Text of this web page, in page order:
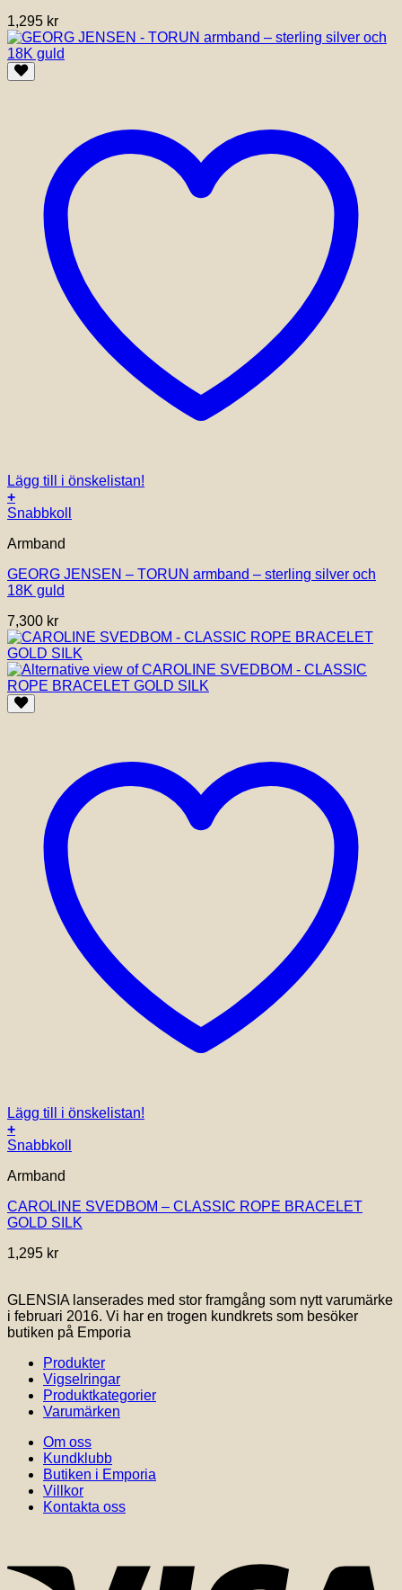
1,295 kr
Lägg till i önskelistan!
+
Den
produkten
flera
varianter.
olika
alternativen
kan
väljas
på
produktsidan
Snabbkoll
Armband
GEORG JENSEN – TORUN armband – sterling silver och
18K guld
7,300 kr
Lägg till i önskelistan!
+
Snabbkoll
Armband
CAROLINE SVEDBOM – CLASSIC ROPE BRACELET
GOLD SILK
1,295 kr
GLENSIA lanserades med stor framgång som nytt varumärke
i februari 2016. Vi har en trogen kundkrets som besöker
butiken på Emporia
Produkter
Vigselringar
Produktkategorier
Varumärken
Om oss
Kundklubb
Butiken i Emporia
Villkor
Kontakta oss